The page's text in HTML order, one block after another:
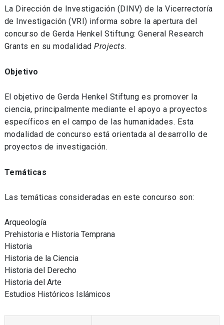
La Dirección de Investigación (DINV) de la Vicerrectoría
de Investigación (VRI) informa sobre la apertura del
concurso de Gerda Henkel Stiftung: General Research
Grants en su modalidadProjects.
Objetivo
El objetivo de Gerda Henkel Stiftung es promover la
ciencia, principalmente mediante el apoyo a proyectos
específicos en el campo de las humanidades. Esta
modalidad de concurso está orientada al desarrollo de
proyectos de investigación.
Temáticas
Las temáticas consideradas en este concurso son:
Arqueología
Prehistoria e Historia Temprana
Historia
Historia de la Ciencia
Historia del Derecho
Historia del Arte
Estudios Históricos Islámicos